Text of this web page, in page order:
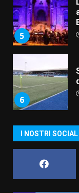
5
6
I NOSTRI SOCIAL